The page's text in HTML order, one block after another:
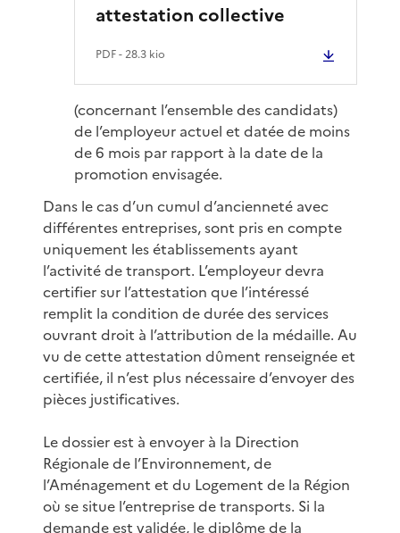
attestation collective
PDF- 28.3 kio
(concernant l’ensemble des candidats)
de l’employeur actuel et datée de moins
de 6 mois par rapport à la date de la
promotion envisagée.
Dans le cas d’un cumul d’ancienneté avec
différentes entreprises, sont pris en compte
uniquement les établissements ayant
l’activité de transport. L’employeur devra
certifier sur l’attestation que l’intéressé
remplit la condition de durée des services
ouvrant droit à l’attribution de la médaille. Au
vu de cette attestation dûment renseignée et
certifiée, il n’est plus nécessaire d’envoyer des
pièces justificatives.
Le dossier est à envoyer à la Direction
Régionale de l’Environnement, de
l’Aménagement et du Logement de la Région
où se situe l’entreprise de transports. Si la
demande est validée, le diplôme de la